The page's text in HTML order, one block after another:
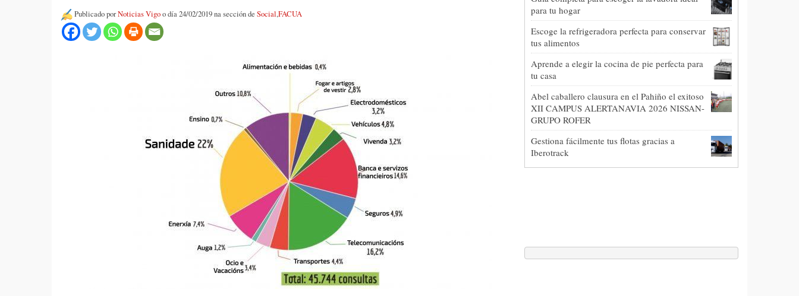
Publicado porNoticias Vigoo día 24/02/2019 na sección de Social,FACUA
para tu hogar
Escoge la refrigeradora perfecta para conservar
tus alimentos
Aprende a elegir la cocina de pie perfecta para
tu casa
Abel caballero clausura en el Pahiño el exitoso
XII CAMPUS ALERTANAVIA 2026 NISSAN-
GRUPO ROFER
Gestiona fácilmente tus flotas gracias a
Iberotrack